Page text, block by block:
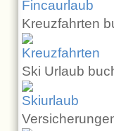
Kreuzfahrten
Ski Urlaub